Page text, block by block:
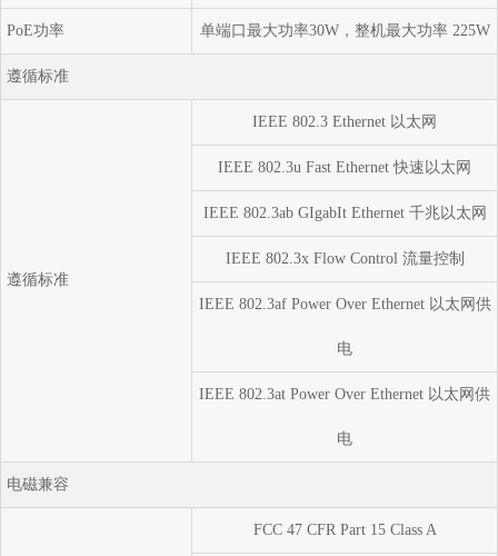
PoE功率 单端口最大功率30W，整机最大功率 225W
遵循标准
遵循标准
IEEE 802.3 Ethernet 以太网
IEEE 802.3u Fast Ethernet 快速以太网
IEEE 802.3ab GIgabIt Ethernet 千兆以太网
IEEE 802.3x Flow Control 流量控制
IEEE 802.3af Power Over Ethernet 以太网供
电
IEEE 802.3at Power Over Ethernet 以太网供
电
电磁兼容
FCC 47 CFR Part 15 Class A